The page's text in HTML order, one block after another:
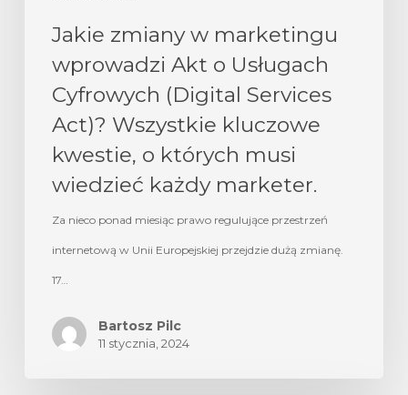
Jakie zmiany w marketingu
wprowadzi Akt o Usługach
Cyfrowych (Digital Services
Act)? Wszystkie kluczowe
kwestie, o których musi
wiedzieć każdy marketer.
Za nieco ponad miesiąc prawo regulujące przestrzeń
internetową w Unii Europejskiej przejdzie dużą zmianę.
17…
Bartosz Pilc
11 stycznia, 2024